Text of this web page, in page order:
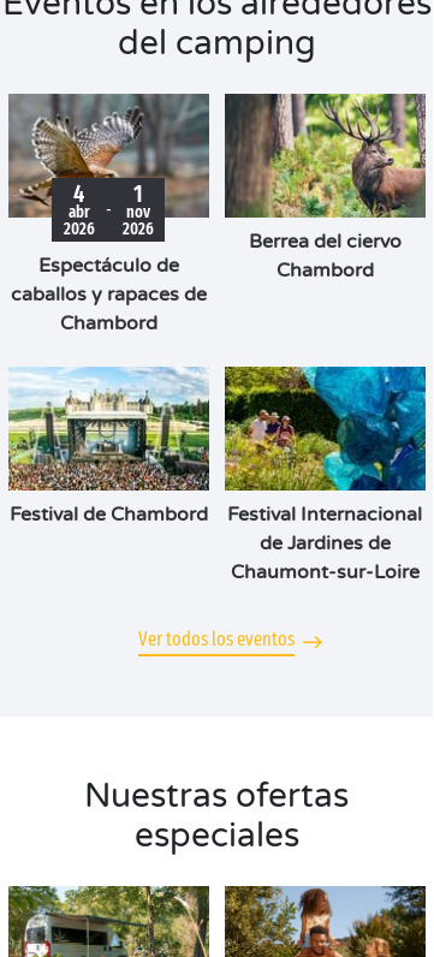
del camping
4
abr
2026
-
1
nov
2026
Espectáculo de
caballos y rapaces de
Chambord
Berrea del ciervo
Chambord
Festival de Chambord
Festival Internacional
de Jardines de
Chaumont-sur-Loire
Ver todos los eventos
Nuestras ofertas
especiales